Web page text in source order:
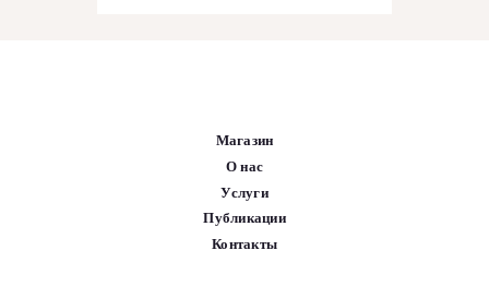
Магазин
О нас
Услуги
Публикации
Контакты